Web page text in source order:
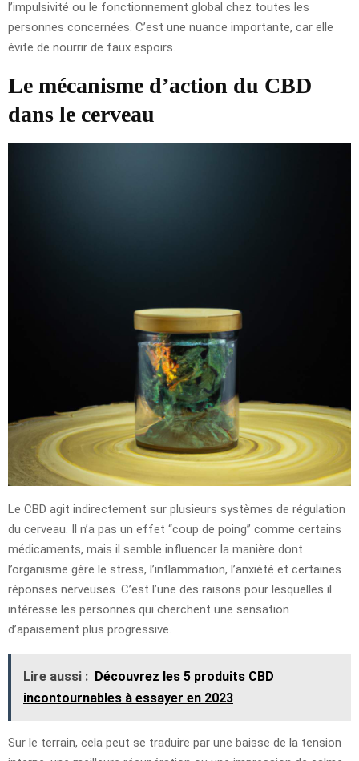
l’impulsivité ou le fonctionnement global chez toutes les
personnes concernées. C’est une nuance importante, car elle
évite de nourrir de faux espoirs.
Le mécanisme d’action du CBD
dans le cerveau
Le CBD agit indirectement sur plusieurs systèmes de régulation
du cerveau. Il n’a pas un effet “coup de poing” comme certains
médicaments, mais il semble influencer la manière dont
l’organisme gère le stress, l’inflammation, l’anxiété et certaines
réponses nerveuses. C’est l’une des raisons pour lesquelles il
intéresse les personnes qui cherchent une sensation
d’apaisement plus progressive.
Lire aussi : Découvrez les 5 produits CBD
incontournables à essayer en 2023
Sur le terrain, cela peut se traduire par une baisse de la tension